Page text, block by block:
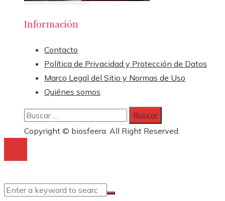
Información
Contacto
Política de Privacidad y Protección de Datos
Marco Legal del Sitio y Normas de Uso
Quiénes somos
Buscar:
Copyright © biosfeera. All Right Reserved.